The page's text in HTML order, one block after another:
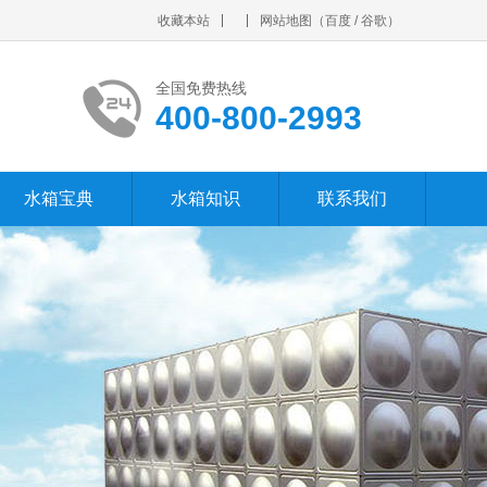
收藏本站 网站地图 （百度 /谷歌 ）
全国免费热线
400-800-2993
水箱宝典 水箱知识 联系我们